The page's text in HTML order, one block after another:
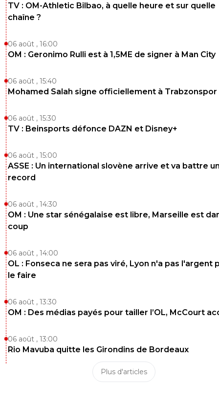
TV : OM-Athletic Bilbao, à quelle heure et sur quelle
chaîne ?
06 août , 16:00
OM : Geronimo Rulli est à 1,5ME de signer à Man City
06 août , 15:40
Mohamed Salah signe officiellement à Trabzonspor
06 août , 15:30
TV : Beinsports défonce DAZN et Disney+
06 août , 15:00
ASSE : Un international slovène arrive et va battre
record
06 août , 14:30
OM : Une star sénégalaise est libre, Marseille est
coup
06 août , 14:00
OL : Fonseca ne sera pas viré, Lyon n'a pas l'argent
le faire
06 août , 13:30
OM : Des médias payés pour tailler l’OL, McCourt
06 août , 13:00
Rio Mavuba quitte les Girondins de Bordeaux
Plus d'articles